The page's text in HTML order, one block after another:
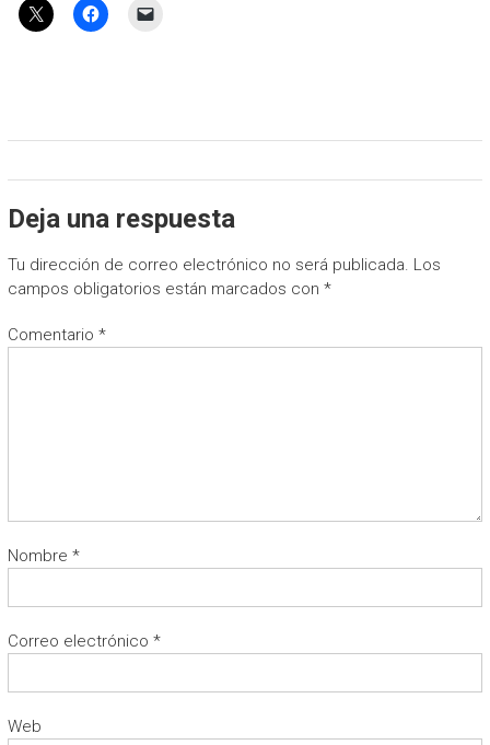
Deja una respuesta
Tu dirección de correo electrónico no será publicada. Los
campos obligatorios están marcados con *
Comentario *
Nombre *
Correo electrónico *
Web